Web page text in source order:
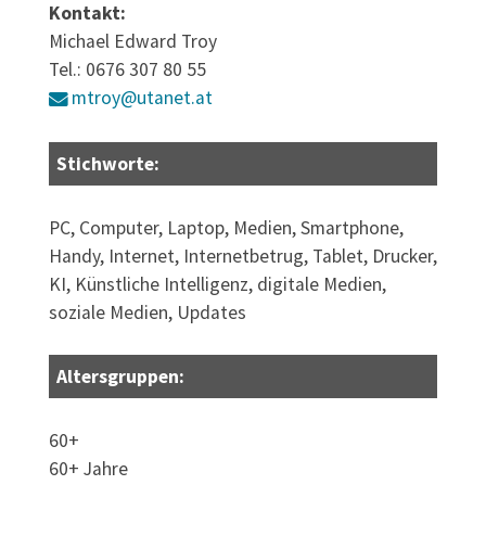
Kontakt:
Michael Edward Troy
Tel.: 0676 307 80 55
mtroy@utanet.at
Stichworte:
PC, Computer, Laptop, Medien, Smartphone,
Handy, Internet, Internetbetrug, Tablet, Drucker,
KI, Künstliche Intelligenz, digitale Medien,
soziale Medien, Updates
Altersgruppen:
60+
60+ Jahre